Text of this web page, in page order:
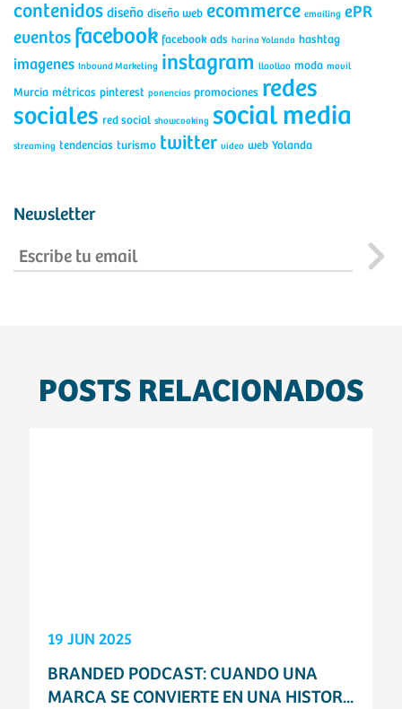
contenidos diseño diseño web ecommerce emailing ePR
eventos facebook facebook ads harina Yolanda hashtag
imagenes Inbound Marketing instagram llaollao moda movil
Murcia métricas pinterest ponencias promociones redes
sociales red social showcooking social media
streaming tendencias turismo twitter video web Yolanda
Newsletter
POSTS RELACIONADOS
19 JUN 2025
BRANDED PODCAST: CUANDO UNA
MARCA SE CONVIERTE EN UNA HISTOR...